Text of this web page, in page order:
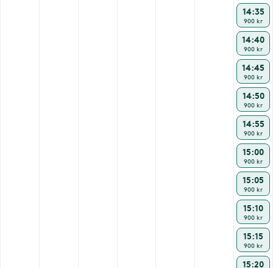
14:35
900 kr
14:40
900 kr
14:45
900 kr
14:50
900 kr
14:55
900 kr
15:00
900 kr
15:05
900 kr
15:10
900 kr
15:15
900 kr
15:20